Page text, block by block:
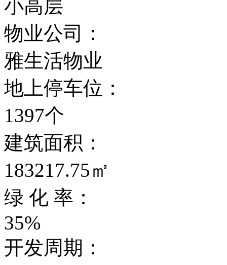
小高层
物业公司：
雅生活物业
地上停车位：
1397个
建筑面积：
183217.75㎡
绿 化 率：
35%
开发周期：